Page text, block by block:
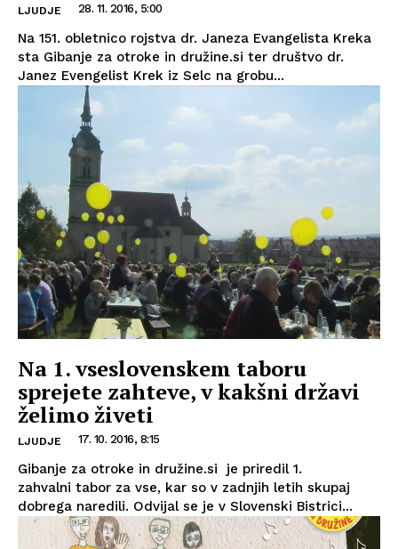
LJUDJE 28. 11. 2016, 5:00
Na 151. obletnico rojstva dr. Janeza Evangelista Kreka
sta Gibanje za otroke in družine.si ter društvo dr.
Janez Evengelist Krek iz Selc na grobu...
Na 1. vseslovenskem taboru
sprejete zahteve, v kakšni državi
želimo živeti
LJUDJE 17. 10. 2016, 8:15
Gibanje za otroke in družine.si je priredil 1.
zahvalni tabor za vse, kar so v zadnjih letih skupaj
dobrega naredili. Odvijal se je v Slovenski Bistrici...